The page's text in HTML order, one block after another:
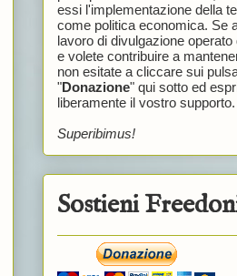
essi l'implementazione della
come politica economica. Se
lavoro di divulgazione operato
e volete contribuire a
non esitate a cliccare sui
"Donazione" qui sotto ed
liberamente il vostro supporto.
Superibimus!
Sostieni